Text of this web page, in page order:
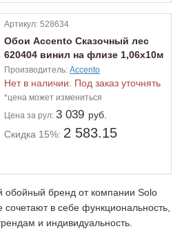
Артикул:528634
Обои Accento Сказочный лес
620404 винил на флизе 1,06х10м
Производитель:Accento
Нет в наличии. Под заказ уточнять
*цена может измениться
Цена за рул:3 039 руб.
Скидка 15%: 2 583.15
бренд от компании Solo
сочетают в себе функциональность,
и индивидуальность.